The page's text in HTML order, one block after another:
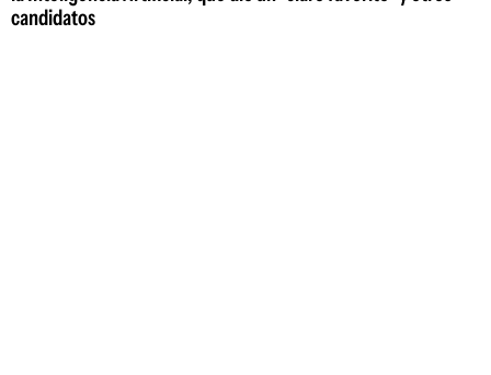
candidatos